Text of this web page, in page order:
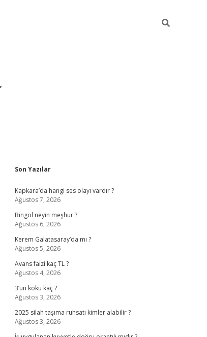
Sidebar
Son Yazılar
Kapkara’da hangi ses olayı vardır ?
Ağustos 7, 2026
Bingöl neyin meşhur ?
Ağustos 6, 2026
Kerem Galatasaray’da mı ?
Ağustos 5, 2026
Avans faizi kaç TL ?
Ağustos 4, 2026
3’ün kökü kaç ?
Ağustos 3, 2026
2025 silah taşıma ruhsatı kimler alabilir ?
Ağustos 3, 2026